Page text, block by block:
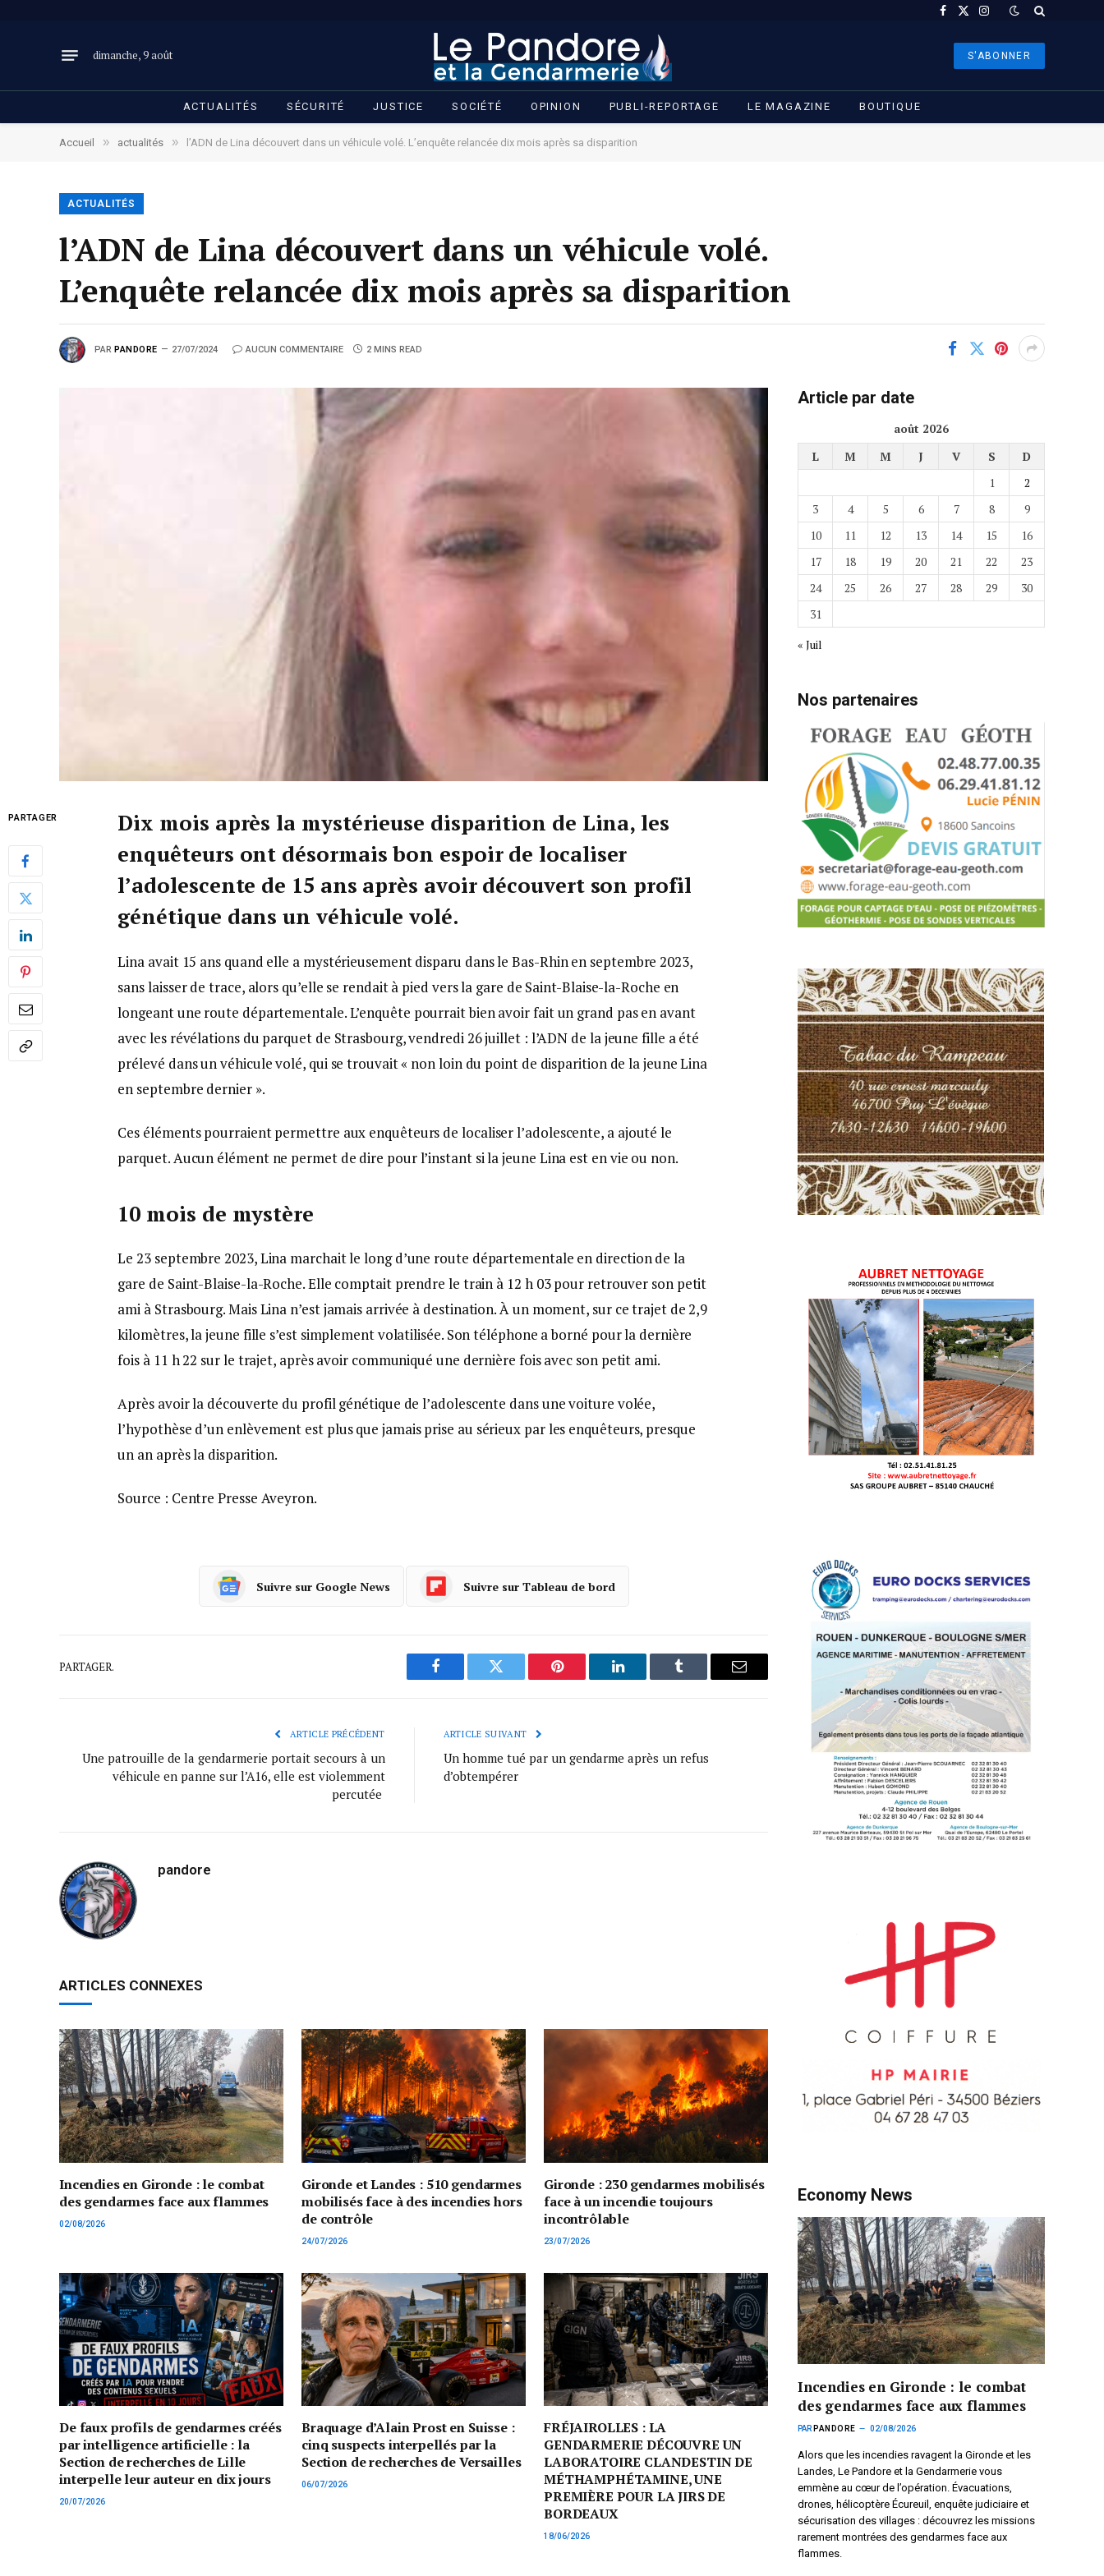
Facebook
X
Instagram
dimanche, 9 août S'ABONNER
ACTUALITÉS SÉCURITÉ JUSTICE SOCIÉTÉ OPINION PUBLI-REPORTAGE LE MAGAZINE BOUTIQUE
Accueil » actualités » l’ADN de Lina découvert dans un véhicule volé. L’enquête relancée dix mois après sa disparition
ACTUALITÉS
l’ADN de Lina découvert dans un véhicule volé.
L’enquête relancée dix mois après sa disparition
PAR PANDORE 27/07/2024 AUCUN COMMENTAIRE 2 MINS READ
PARTAGER
Dix mois après la mystérieuse disparition de Lina, les
enquêteurs ont désormais bon espoir de localiser
l’adolescente de 15 ans après avoir découvert son profil
génétique dans un véhicule volé.
Lina avait 15 ans quand elle a mystérieusement disparu dans le Bas-Rhin en septembre 2023,
sans laisser de trace, alors qu’elle se rendait à pied vers la gare de Saint-Blaise-la-Roche en
longeant une route départementale. L’enquête pourrait bien avoir fait un grand pas en avant
avec les révélations du parquet de Strasbourg, vendredi 26 juillet : l’ADN de la jeune fille a été
prélevé dans un véhicule volé, qui se trouvait « non loin du point de disparition de la jeune Lina
en septembre dernier ».
Ces éléments pourraient permettre aux enquêteurs de localiser l’adolescente, a ajouté le
parquet. Aucun élément ne permet de dire pour l’instant si la jeune Lina est en vie ou non.
10 mois de mystère
Le 23 septembre 2023, Lina marchait le long d’une route départementale en direction de la
gare de Saint-Blaise-la-Roche. Elle comptait prendre le train à 12 h 03 pour retrouver son petit
ami à Strasbourg. Mais Lina n’est jamais arrivée à destination. À un moment, sur ce trajet de 2,9
kilomètres, la jeune fille s’est simplement volatilisée. Son téléphone a borné pour la dernière
fois à 11 h 22 sur le trajet, après avoir communiqué une dernière fois avec son petit ami.
Après avoir la découverte du profil génétique de l’adolescente dans une voiture volée,
l’hypothèse d’un enlèvement est plus que jamais prise au sérieux par les enquêteurs, presque
un an après la disparition.
Source : Centre Presse Aveyron.
Suivre sur Google News Suivre sur Tableau de bord
PARTAGER.
Facebook Twitter Pinterest LinkedIn Tumblr Courriel
ARTICLE PRÉCÉDENT
Une patrouille de la gendarmerie portait secours à un
véhicule en panne sur l’A16, elle est violemment
percutée
ARTICLE SUIVANT
Un homme tué par un gendarme après un refus
d’obtempérer
pandore
ARTICLES CONNEXES
Incendies en Gironde : le combat
des gendarmes face aux flammes
02/08/2026
Gironde et Landes : 510 gendarmes
mobilisés face à des incendies hors
de contrôle
24/07/2026
Gironde : 230 gendarmes mobilisés
face à un incendie toujours
incontrôlable
23/07/2026
De faux profils de gendarmes créés
par intelligence artificielle : la
Section de recherches de Lille
interpelle leur auteur en dix jours
20/07/2026
Braquage d’Alain Prost en Suisse :
cinq suspects interpellés par la
Section de recherches de Versailles
06/07/2026
FRÉJAIROLLES : LA
GENDARMERIE DÉCOUVRE UN
LABORATOIRE CLANDESTIN DE
MÉTHAMPHÉTAMINE, UNE
PREMIÈRE POUR LA JIRS DE
BORDEAUX
18/06/2026
Article par date
août 2026
L
M M J V S
D
1
2
3
4 5 6 7 8
9
10
11 12 13 14 15
16
17
18 19 20 21 22
23
24
25 26 27 28 29
30
31
« Juil
Nos partenaires
Economy News
Incendies en Gironde : le combat
des gendarmes face aux flammes
PAR PANDORE 02/08/2026
Alors que les incendies ravagent la Gironde et les
Landes, Le Pandore et la Gendarmerie vous
emmène au cœur de l’opération. Évacuations,
drones, hélicoptère Écureuil, enquête judiciaire et
sécurisation des villages : découvrez les missions
rarement montrées des gendarmes face aux
flammes.